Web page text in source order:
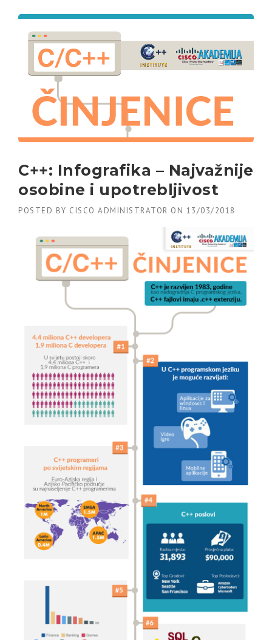
C++: Infografika – Najvažnije
osobine i upotrebljivost
POSTED BY CISCO ADMINISTRATOR ON 13/03/2018